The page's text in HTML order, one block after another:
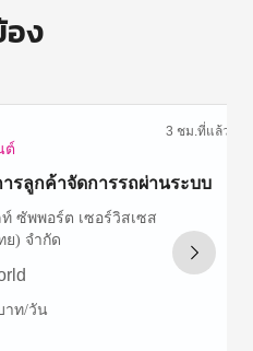
ง
ต์
3 ชม.ที่แล้ว
รลูกค้าจัดการรถผ่านระบบ
ซัพพอร์ต เซอร์วิสเซส
ย) จำกัด
าท/วัน